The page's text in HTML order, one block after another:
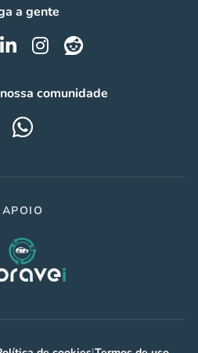
a gente
comunidade
APOIO